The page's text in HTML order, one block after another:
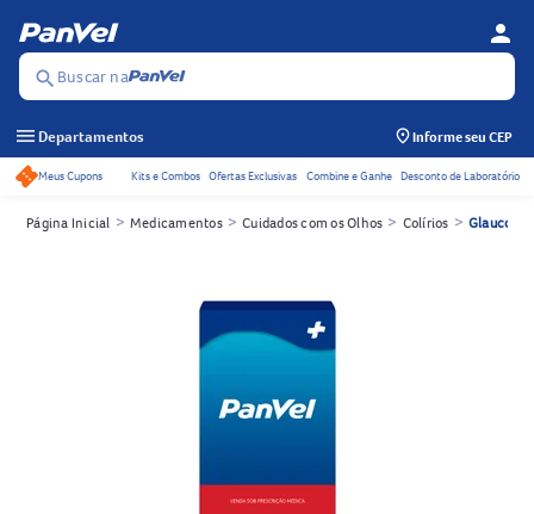
search Buscar na
person
menu Departamentos Informe seu CEP
Acessos rápidos do cabeçalho
Meus Cupons Kits e Combos Ofertas Exclusivas Combine e Ganhe Desconto de Laboratório
Página Inicial > Medicamentos > Cuidados com os Olhos > Colírios > Glaucoma